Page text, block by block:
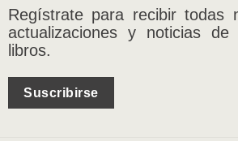
Regístrate para recibir todas
actualizaciones y noticias de
libros.
Suscribirse